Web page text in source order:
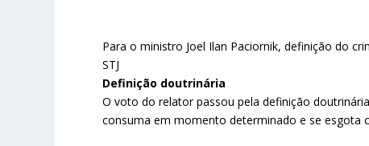
Para o ministro Joel Ilan Paciornik, definição do
STJ
Definição doutrinária
O voto do relator passou pela definição
consuma em momento determinado e se esgota